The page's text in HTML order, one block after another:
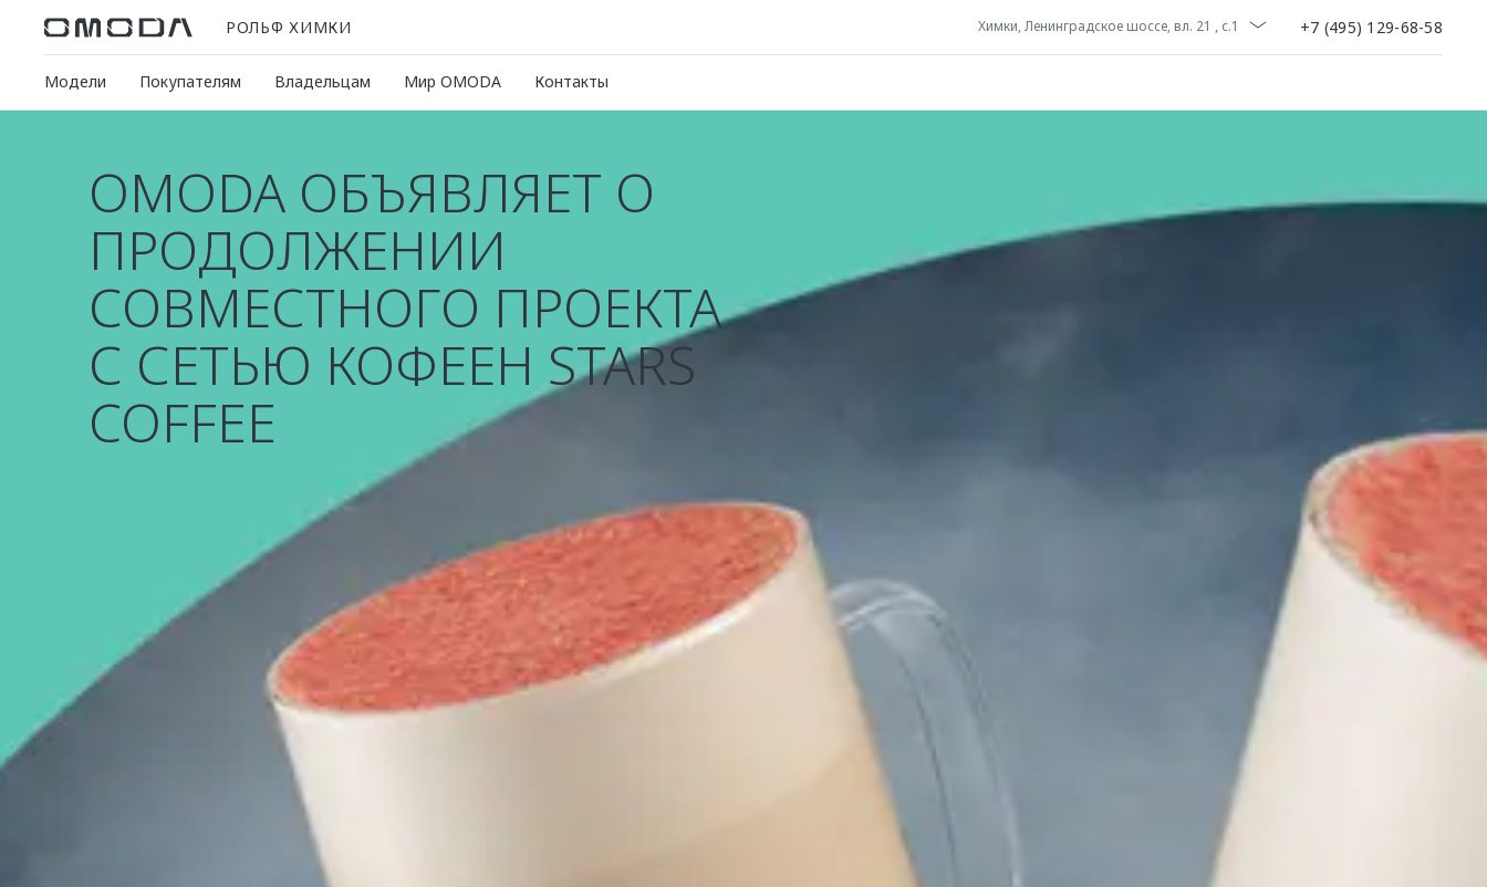
РОЛЬФ ХИМКИ Химки, Ленинградское шоссе, вл. 21 , с.1 +7 (495) 129-68-58
Модели Покупателям Владельцам Мир OMODA Контакты
OMODA ОБЪЯВЛЯЕТ О
ПРОДОЛЖЕНИИ
СОВМЕСТНОГО ПРОЕКТА
С СЕТЬЮ КОФЕЕН STARS
COFFEE